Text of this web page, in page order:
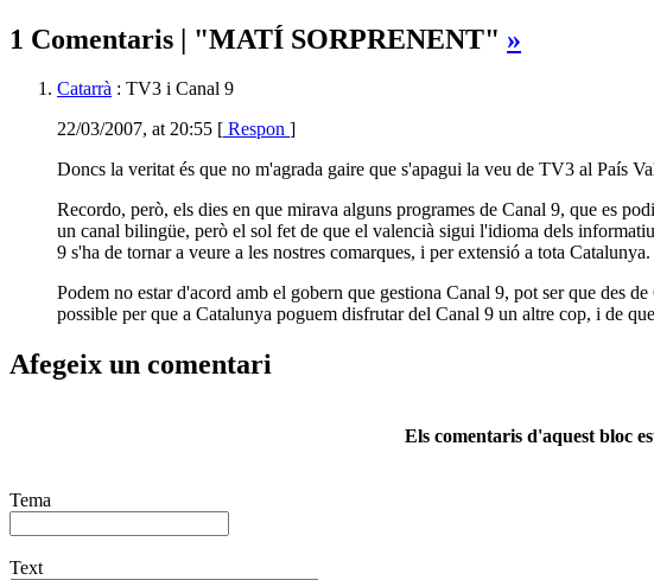
1 Comentaris | "MATÍ SORPRENENT" »
Catarrà : TV3 i Canal 9
22/03/2007, at 20:55 [ Respon ]
Doncs la veritat és que no m'agrada gaire que s'apagui la veu de TV3 al País
Recordo, però, els dies en que mirava alguns programes de Canal 9, que es
un canal bilingüe, però el sol fet de que el valencià sigui l'idioma dels
9 s'ha de tornar a veure a les nostres comarques, i per extensió a tota Catalunya.
Podem no estar d'acord amb el gobern que gestiona Canal 9, pot ser que des
possible per que a Catalunya poguem disfrutar del Canal 9 un altre cop, i de
Afegeix un comentari
Els comentaris d'aquest bloc
Tema
Text